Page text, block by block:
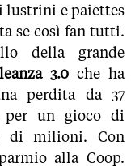
lustrini e paiettes
se così fan tutti.
della grande
3.0che ha
perdita da 37
per un gioco di
di milioni. Con
alla Coop.